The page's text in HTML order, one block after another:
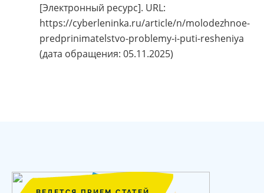
[Электронный ресурс]. URL:
https://cyberleninka.ru/article/n/molodezhnoe-
predprinimatelstvo-problemy-i-puti-resheniya
(дата обращения: 05.11.2025)